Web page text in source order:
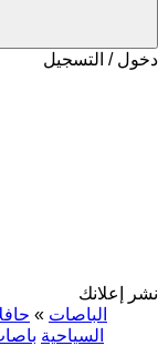
دخول / التسجيل
نشر إعلانك
الباصات »
السياحية